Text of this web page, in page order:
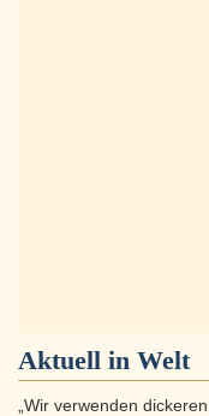
Aktuell in Welt
„Wir verwenden